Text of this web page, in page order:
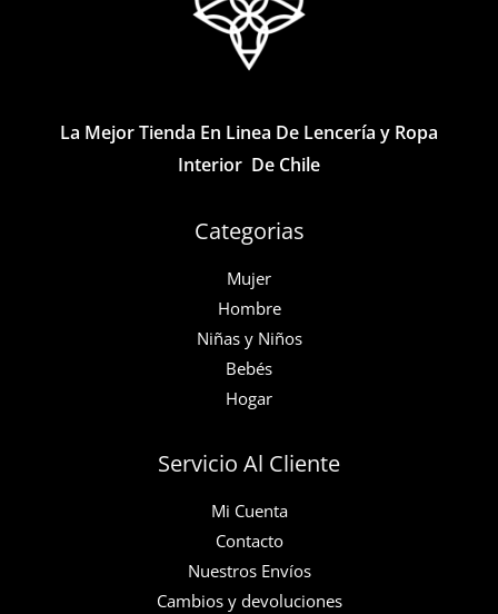
página
pueden
página
de
La Mejor Tienda En Linea De Lencería y Ropa
Interior De Chile
Categorias
Mujer
Hombre
Niñas y Niños
Bebés
Hogar
Servicio Al Cliente
Mi Cuenta
Contacto
Nuestros Envíos
Cambios y devoluciones